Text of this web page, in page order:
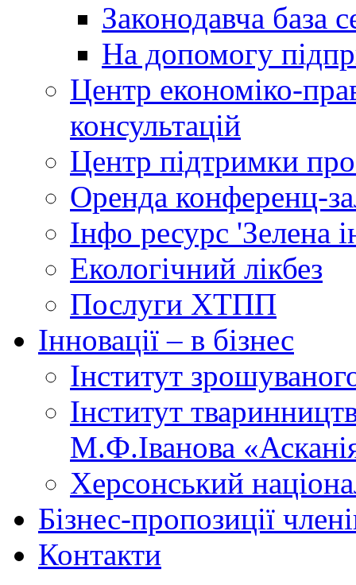
Законодавча база
На допомогу
Центр економіко-
консультацій
Центр підтримки
Оренда конференц-
Інфо ресурс 'Зелена
Екологічний лікбез
Послуги ХТПП
Інновації – в бізнес
Інститут
Інститут
М.Ф.Іванова
Херсонський
Бізнес-пропозиції
Контакти